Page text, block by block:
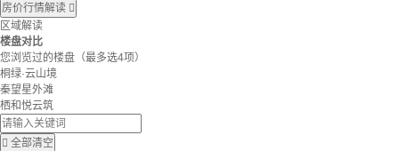
房价行情解读 
区域解读
楼盘对比
您浏览过的楼盘 （最多选4项）
桐绿·云山境
秦望星外滩
栖和悦云筑
 全部清空